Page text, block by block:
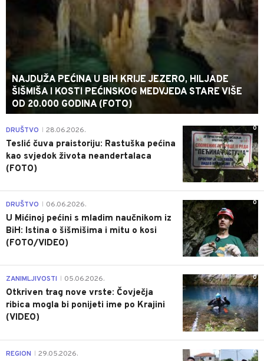
NAJDUŽA PEĆINA U BIH KRIJE JEZERO, HILJADE
ŠIŠMIŠA I KOSTI PEĆINSKOG MEDVJEDA STARE VIŠE
OD 20.000 GODINA (FOTO)
0
DRUŠTVO 28.06.2026.
Teslić čuva praistoriju: Rastuška pećina
kao svjedok života neandertalaca
(FOTO)
0
DRUŠTVO 06.06.2026.
U Mićinoj pećini s mladim naučnikom iz
BiH: Istina o šišmišima i mitu o kosi
(FOTO/VIDEO)
0
ZANIMLJIVOSTI 05.06.2026.
Otkriven trag nove vrste: Čovječja
ribica mogla bi ponijeti ime po Krajini
(VIDEO)
0
REGION 29.05.2026.